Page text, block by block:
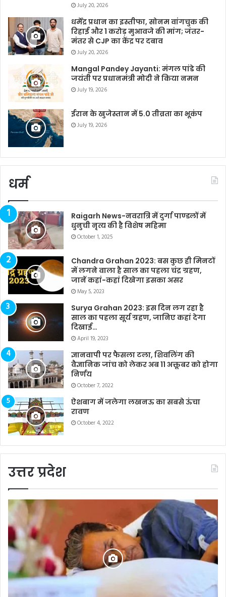
July 20, 2026
धर्मेंद्र प्रधान का इस्तीफा, सोनम वांगचुक की
रिहाई और 1 करोड़ मुआवजे की मांग; जंतर-
मंतर से CJP का केंद्र पर दबाव
July 20, 2026
Mangal Pandey Jayanti: मंगल पांडे की
जयंती पर प्रधानमंत्री मोदी ने किया नमन
July 19, 2026
ईरान के खुजेस्तान में 5.0 तीव्रता का भूकंप
July 19, 2026
धर्म
Raigarh News-नवरात्रि में दुर्गा पाण्डलों में
धुनुची नृत्य की है विशेष महिमा
October 1, 2025
Chandra Grahan 2023: बस कुछ ही मिनटों
में लगने वाला है साल का पहला चंद्र ग्रहण,
जानें कहां-कहां दिखेगा इसका असर
May 5, 2023
Surya Grahan 2023: इस दिन लग रहा है
साल का पहला सूर्य ग्रहण, जानिए कहां देगा
दिखाई…
April 19, 2023
ज्ञानवापी पर फैसला टला, शिवलिंग की
वैज्ञानिक जांच को लेकर अब 11 अक्तूबर को होगा
निर्णय
October 7, 2022
ऐशबाग में जलेगा लखनऊ का सबसे ऊंचा
रावण
October 4, 2022
उत्तर प्रदेश